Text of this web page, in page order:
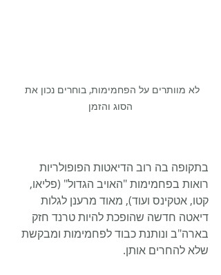
לא מוותרים על הפחמימות, בוחרים נכון את
הסוג והזמן
בתקופה בה רוב הדיאטות הפופולריות
רואות בפחמימות "האויב הגדול" (פליאו,
קטו, אטקינס ועוד), מאוד מרענן לגלות
דיאטה חדשה שהופכת להיות טרנד חזק
בארה"ב ונותנת כבוד לפחמימות ומבקשת
שלא להחרים אותן.